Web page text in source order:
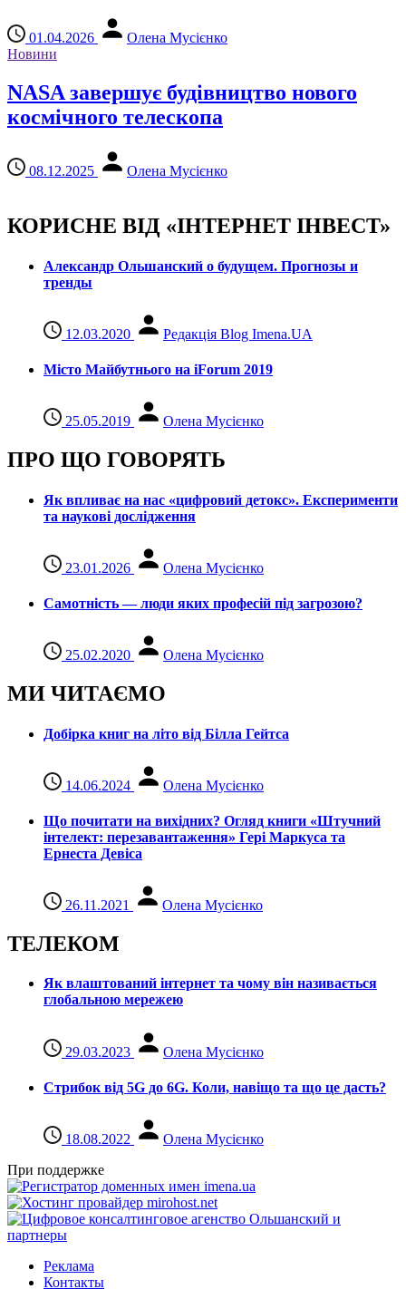
01.04.2026
Олена Мусієнко
Новини
NASA завершує будівництво нового
космічного телескопа
08.12.2025 Олена Мусієнко
КОРИСНЕ ВІД «ІНТЕРНЕТ ІНВЕСТ»
Александр Ольшанский о будущем. Прогнозы и
тренды
12.03.2020 Редакція Blog Imena.UA
Місто Майбутнього на iForum 2019
25.05.2019 Олена Мусієнко
ПРО ЩО ГОВОРЯТЬ
Як впливає на нас «цифровий детокс». Експерименти
та наукові дослідження
23.01.2026 Олена Мусієнко
Самотність — люди яких професій під загрозою?
25.02.2020 Олена Мусієнко
МИ ЧИТАЄМО
Добірка книг на літо від Білла Гейтса
14.06.2024 Олена Мусієнко
Що почитати на вихідних? Огляд книги «Штучний
інтелект: перезавантаження» Гері Маркуса та
Ернеста Девіса
26.11.2021 Олена Мусієнко
ТЕЛЕКОМ
Як влаштований інтернет та чому він називається
глобальною мережею
29.03.2023 Олена Мусієнко
Стрибок від 5G до 6G. Коли, навіщо та що це даcть?
18.08.2022
Олена Мусієнко
При поддержке
Реклама
Контакты